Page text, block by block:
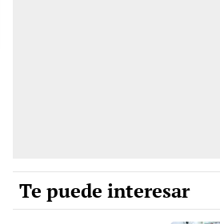
Te puede interesar